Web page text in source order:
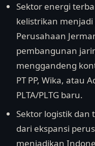
Sektor energi
kelistrikan
Perusahaan
pembangunan
menggandeng
PT PP, Wika, atau
PLTA/PLTG baru.
Sektor logistik
dari ekspansi
menjadikan